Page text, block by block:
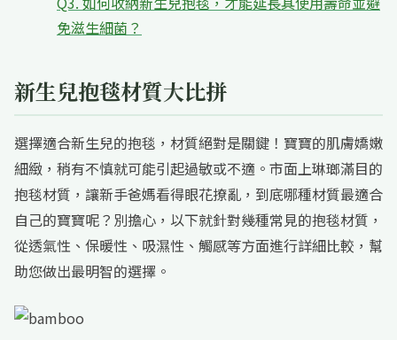
免滋生細菌？
新生兒抱毯材質大比拼
選擇適合新生兒的抱毯，材質絕對是關鍵！寶寶的肌膚嬌嫩
細緻，稍有不慎就可能引起過敏或不適。市面上琳瑯滿目的
抱毯材質，讓新手爸媽看得眼花撩亂，到底哪種材質最適合
自己的寶寶呢？別擔心，以下就針對幾種常見的抱毯材質，
從透氣性、保暖性、吸濕性、觸感等方面進行詳細比較，幫
助您做出最明智的選擇。